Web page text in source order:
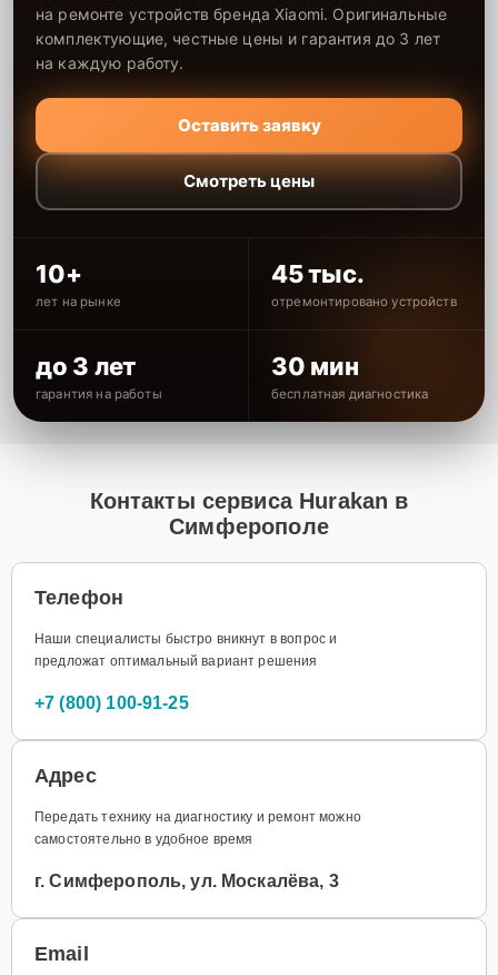
на ремонте устройств бренда Xiaomi. Оригинальные
комплектующие, честные цены и гарантия до 3 лет
на каждую работу.
Оставить заявку
Смотреть цены
10+
лет на рынке
45 тыс.
отремонтировано устройств
до 3 лет
гарантия на работы
30 мин
бесплатная диагностика
Контакты сервиса Hurakan в
Симферополе
Телефон
Наши специалисты быстро вникнут в вопрос и
предложат оптимальный вариант решения
+7 (800) 100-91-25
Адрес
Передать технику на диагностику и ремонт можно
самостоятельно в удобное время
г. Симферополь, ул. Москалёва, 3
Email